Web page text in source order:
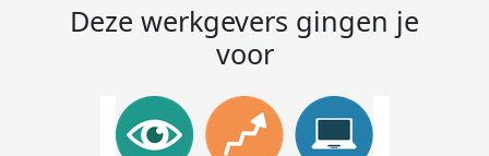
Deze werkgevers gingen je
voor